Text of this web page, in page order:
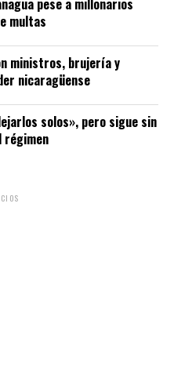
multas
ministros, brujería y
nicaragüense
solos», pero sigue sin